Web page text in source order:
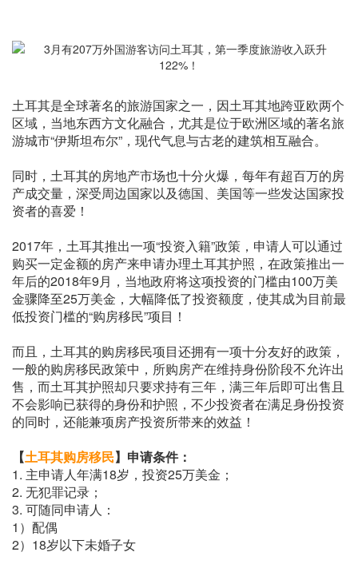
土耳其是全球著名的旅游国家之一，因土耳其地跨亚欧两个
区域，当地东西方文化融合，尤其是位于欧洲区域的著名旅
游城市“伊斯坦布尔”，现代气息与古老的建筑相互融合。
同时，土耳其的房地产市场也十分火爆，每年有超百万的房
产成交量，深受周边国家以及德国、美国等一些发达国家投
资者的喜爱！
2017年，土耳其推出一项“投资入籍”政策，申请人可以通过
购买一定金额的房产来申请办理土耳其护照，在政策推出一
年后的2018年9月，当地政府将这项投资的门槛由100万美
金骤降至25万美金，大幅降低了投资额度，使其成为目前最
低投资门槛的“购房移民”项目！
而且，土耳其的购房移民项目还拥有一项十分友好的政策，
一般的购房移民政策中，所购房产在维持身份阶段不允许出
售，而土耳其护照却只要求持有三年，满三年后即可出售且
不会影响已获得的身份和护照，不少投资者在满足身份投资
的同时，还能兼项房产投资所带来的效益！
【土耳其购房移民】申请条件：
1. 主申请人年满18岁，投资25万美金；
2. 无犯罪记录；
3. 可随同申请人：
1）配偶
2）18岁以下未婚子女